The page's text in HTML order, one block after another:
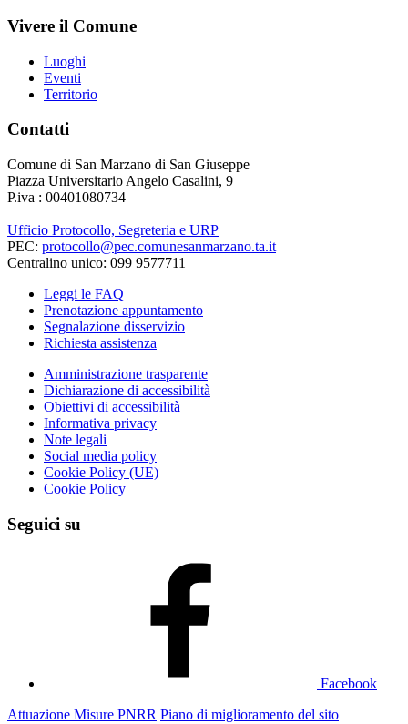
Vivere il Comune
Luoghi
Eventi
Territorio
Contatti
Comune di San Marzano di San Giuseppe
Piazza Universitario Angelo Casalini, 9
P.iva : 00401080734
Ufficio Protocollo, Segreteria e URP
PEC: protocollo@pec.comunesanmarzano.ta.it
Centralino unico: 099 9577711
Leggi le FAQ
Prenotazione appuntamento
Segnalazione disservizio
Richiesta assistenza
Amministrazione trasparente
Dichiarazione di accessibilità
Obiettivi di accessibilità
Informativa privacy
Note legali
Social media policy
Cookie Policy (UE)
Cookie Policy
Seguici su
Facebook
Attuazione Misure PNRR Piano di miglioramento del sito